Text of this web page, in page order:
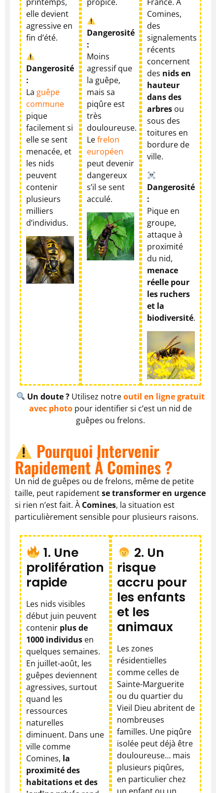
elle devient
agressive en
fin d’été.
Dangerosité
:
La guêpe
commune
pique
facilement si
elle se sent
menacée, et
les nids
peuvent
contenir
plusieurs
milliers
d’individus.
Dangerosité
:
Moins
agressif que
la guêpe,
mais sa
piqûre est
très
douloureuse.
Lefrelon
européen
peut devenir
dangereux
s’il se sent
acculé.
Comines,
des
signalements
récents
concernent
des nids en
hauteur
dans des
arbres ou
sous des
toitures en
bordure de
ville.
Dangerosité
:
Pique en
groupe,
attaque à
proximité
du nid,
menace
réelle pour
les ruchers
et la
biodiversité.
Un doute ? Utilisez notreoutil en ligne gratuit
avec photo pour identifier si c’est un nid de
guêpes ou frelons.
Pourquoi Intervenir
Rapidement À Comines ?
Un nid de guêpes ou de frelons, même de petite
taille, peut rapidementse transformer en urgence
si rien n’est fait. À Comines, la situation est
particulièrement sensible pour plusieurs raisons.
1. Une
prolifération
rapide
Les nids visibles
début juin peuvent
contenir plus de
1000 individus en
quelques semaines.
En juillet-août, les
guêpes deviennent
agressives, surtout
quand les
ressources
naturelles
diminuent. Dans une
ville comme
Comines, la
proximité des
habitations et des
2. Un
risque
accru pour
les enfants
et les
animaux
Les zones
résidentielles
comme celles de
Sainte-Marguerite
ou du quartier du
Vieil Dieu abritent de
nombreuses
familles. Une piqûre
isolée peut déjà être
douloureuse… mais
plusieurs piqûres,
en particulier chez
un enfant ou un